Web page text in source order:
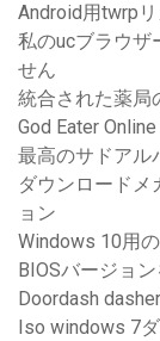
Android用twrp
私のucブラウザ
せん
統合された薬局
God Eater
最高のサドアル
ダウンロードメ
ョン
Windows 10用
BIOSバージョ
Doordash
Iso windows 7